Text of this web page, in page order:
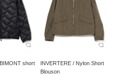
short
INVERTERE / Nylon Short
Blouson